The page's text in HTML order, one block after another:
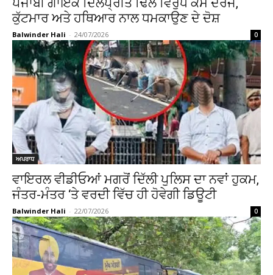
ਪੰਜਾਬੀ ਗਾਇਕ ਦਿਲਪ੍ਰੀਤ ਢਿੱਲੋਂ ਵਿਰੁੱਧ ਕੇਸ ਦਰਜ,
ਕੁੱਟਮਾਰ ਅਤੇ ਹਥਿਆਰ ਨਾਲ ਧਮਕਾਉਣ ਦੇ ਦੋਸ਼
Balwinder Hali - 24/07/2026 0
ਅਪਰਾਧ
ਵਾਇਰਲ ਵੀਡੀਓਆਂ ਮਗਰੋਂ ਦਿੱਲੀ ਪੁਲਿਸ ਦਾ ਨਵਾਂ ਹੁਕਮ,
ਜੰਤਰ-ਮੰਤਰ ‘ਤੇ ਵਰਦੀ ਵਿੱਚ ਹੀ ਹੋਵੇਗੀ ਡਿਊਟੀ
Balwinder Hali - 22/07/2026 0